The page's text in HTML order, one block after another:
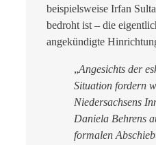
beispielsweise Irfan
bedroht ist – die
angekündigte
„Angesichts der
Situation fordern
Niedersachsens
Daniela Behrens
formalen